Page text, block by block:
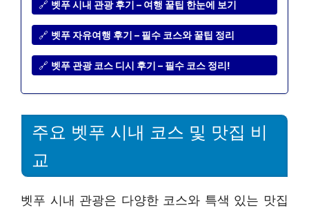
🔗 벳푸 시내 관광 후기 – 여행 꿀팁 한눈에 보기
🔗 벳푸 자유여행 후기 – 필수 코스와 꿀팁 정리
🔗 벳푸 관광 코스 디시 후기 – 필수 코스 정리!
주요 벳푸 시내 코스 및 맛집 비
교
벳푸 시내 관광은 다양한 코스와 특색 있는 맛집